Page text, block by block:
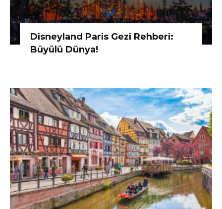
Disneyland Paris Gezi Rehberi:
Büyülü Dünya!